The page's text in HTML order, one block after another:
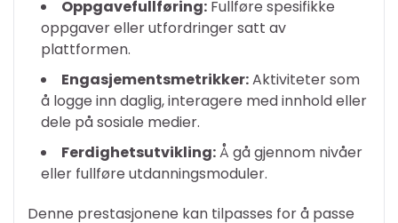
Oppgavefullføring: Fullføre spesifikke
oppgaver eller utfordringer satt av
plattformen.
Engasjementsmetrikker:Aktiviteter som
å logge inn daglig, interagere med innhold eller
dele på sosiale medier.
Ferdighetsutvikling:Å gå gjennom nivåer
eller fullføre utdanningsmoduler.
Denne prestasjonene kan tilpasses for å passe